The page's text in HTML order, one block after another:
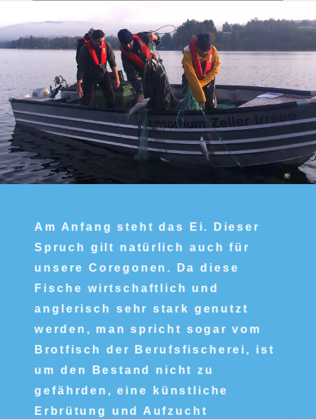
Am Anfang steht das Ei. Dieser
Spruch gilt natürlich auch für
unsere Coregonen. Da diese
Fische wirtschaftlich und
anglerisch sehr stark genutzt
werden, man spricht sogar vom
Brotfisch der Berufsfischerei, ist
um den Bestand nicht zu
gefährden, eine künstliche
Erbrütung und Aufzucht